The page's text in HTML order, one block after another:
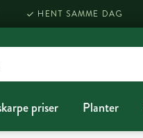
HENT SAMME DAG
priser Planter